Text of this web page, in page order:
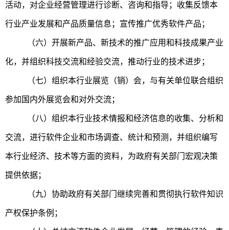
活动，对企业经营管理进行诊断、咨询和指导；收集反馈本
行业产业发展和产品质量信息；宣传推广优秀软件产品；
（六）开展新产品、新技术的推广应用和科技成果产业
化，并组织科技交流和经验交流，推动行业的技术进步；
（七）组织本行业展览（销）会，与有关单位联合组织
参加国内外展览会和对外交流；
（八）组织本行业技术情报和经济信息的收集、分析和
交流，进行软件企业和市场调查、统计和预测，并组织编写
本行业经济、技术等方面的资料，为政府有关部门宏观决策
提供依据；
（九）协助政府有关部门继续完善和贯彻执行软件知识
产权保护条例；